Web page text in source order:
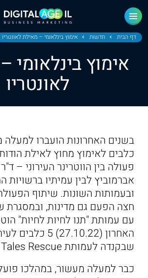
דף הבית חדשות אימוץ בינלאומי – מאילת לאונטריו
אימוץ בינלאומי
לאונטריו
כלבים לאימוץ מחוץ לאילת
פעולה בין הווטרינר העירוני –
אברמוביץ לבין עמיתיו ברשויות
ובעמותות השונות. שיתוף
חצה הפעם גם מדינות, ובמסגרת
עם עמותת "תנו לחיות לחיות"
האחרון (27.10.22) 5
שבקנדה לעמותת Dog Tales Rescue.
כבר למעלה מעשור, במהלכו פועל
ראשי
חדשות
מחוז צפון
מחוז חיפה
מחוז מרכז
ירושלים
תל אביב